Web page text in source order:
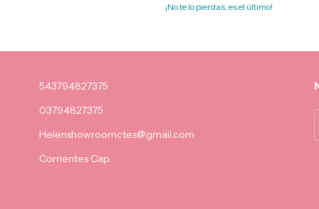
¡No te lo pierdas, es el último!
543794827375
03794827375
Helenshowroomctes@gmail.com
Corrientes Cap.